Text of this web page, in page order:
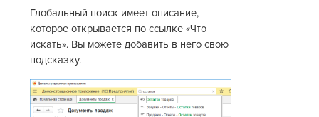
Глобальный поиск имеет описание,
которое открывается по ссылке «Что
искать». Вы можете добавить в него свою
подсказку.